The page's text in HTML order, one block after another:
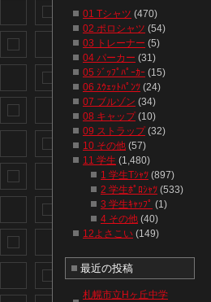
01 Tシャツ (470)
02 ポロシャツ (54)
03 トレーナー (5)
04 パーカー (31)
05 ｼﾞｯﾌﾟﾊﾟｰｶｰ (15)
06 ｽｳｪｯﾄﾊﾟﾝﾂ (24)
07 ブルゾン (34)
08 キャップ(10)
09 ストラップ(32)
10 その他 (57)
11 学生 (1,480)
1 学生Tｼｬﾂ (897)
2 学生ﾎﾟﾛｼｬﾂ (533)
3 学生ｷｬｯﾌﾟ (1)
4 その他 (40)
12よさこい (149)
最近の投稿
札幌市立Hヶ丘中学